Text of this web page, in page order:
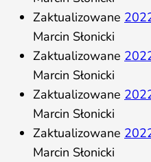
Zaktualizowane
Marcin Słonicki
Zaktualizowane
Marcin Słonicki
Zaktualizowane
Marcin Słonicki
Zaktualizowane
Marcin Słonicki